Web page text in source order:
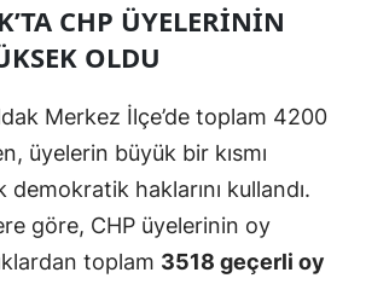
CHP ÜYELERININ
OLDU
Merkez İlçe’de toplam 4200
üyelerin büyük bir kısmı
demokratik haklarını kullandı.
göre, CHP üyelerinin oy
toplam 3518 geçerli oy